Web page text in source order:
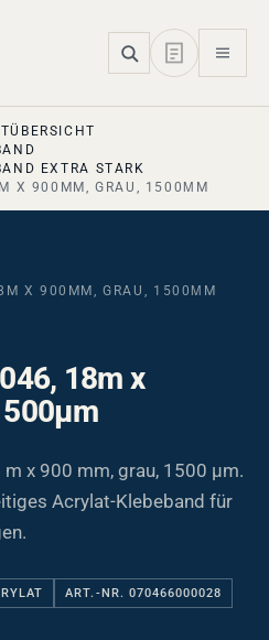
EXTRA STARK
X 900MM, GRAU, 1500ΜM
X 900MM, GRAU, 1500ΜM
18m x
x 900 mm, grau, 1500 µm.
Acrylat-Klebeband für
ART.-NR. 070466000028